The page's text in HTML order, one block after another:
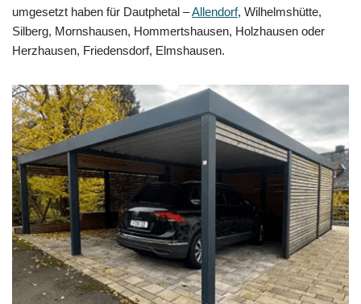
umgesetzt haben für Dautphetal –Allendorf, Wilhelmshütte,
Silberg, Mornshausen, Hommertshausen, Holzhausen oder
Herzhausen, Friedensdorf, Elmshausen.